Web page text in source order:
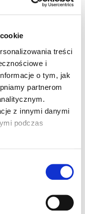
treści
i
o tym, jak
partnerom
z innymi danymi
podczas
ośrodka
w celu